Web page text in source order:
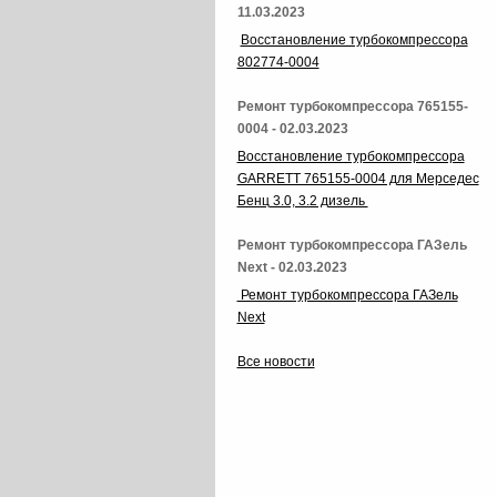
11.03.2023
Восстановление турбокомпрессора
802774-0004
Ремонт турбокомпрессора 765155-
0004 - 02.03.2023
Восстановление турбокомпрессора
GARRETT 765155-0004 для Мерседес
Бенц 3.0, 3.2 дизель
Ремонт турбокомпрессора ГАЗель
Next - 02.03.2023
Ремонт турбокомпрессора ГАЗель
Next
Все новости